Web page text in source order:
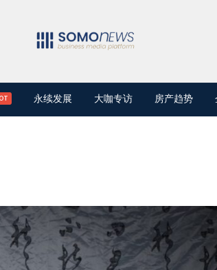
永续发展 大咖专访 房产趋势